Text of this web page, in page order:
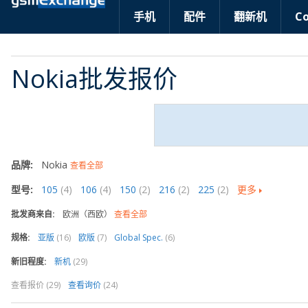
手机 配件 翻新机
Nokia批发报价
品牌: Nokia 查看全部
型号: 105 (4) 106 (4) 150 (2) 216 (2) 225 (2) 更多
批发商来自: 欧洲（西欧） 查看全部
规格:
亚版 (16) 欧版 (7) Global Spec. (6)
新旧程度: 新机 (29)
查看报价 (29)
查看询价 (24)